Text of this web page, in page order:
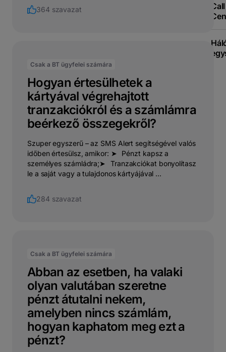
Call
364 szavazat
Csak a BT ügyfelei számára
Hogyan értesülhetek a
kártyával végrehajtott
tranzakciókról és a számlámra
beérkező összegekről?
Szuper egyszerű – az SMS Alert segítségével valós
időben értesülsz, amikor: ➤⠀Pénzt kapsz a
személyes számládra;➤⠀Tranzakciókat bonyolítasz
le a saját vagy a tulajdonos kártyájával ...
284 szavazat
Csak a BT ügyfelei számára
Abban az esetben, ha valaki
olyan valutában szeretne
pénzt átutalni nekem,
amelyben nincs számlám,
hogyan kaphatom meg ezt a
pénzt?